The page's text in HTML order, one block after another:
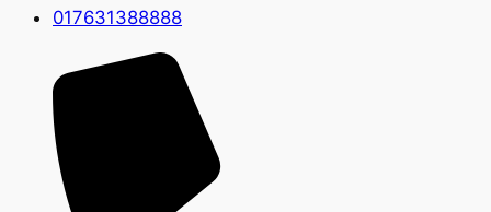
017631388888